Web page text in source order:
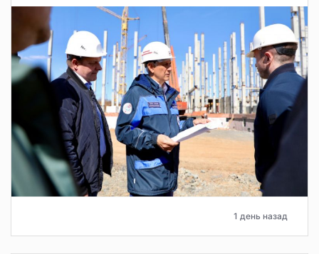
1 день назад